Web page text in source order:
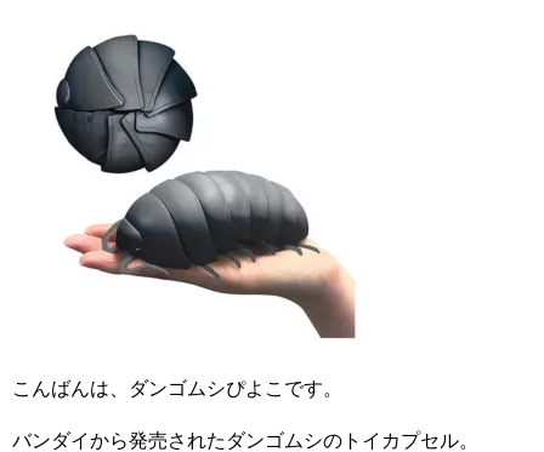
こんばんは、ダンゴムシぴよこです。
バンダイから発売されたダンゴムシのトイカプセル。